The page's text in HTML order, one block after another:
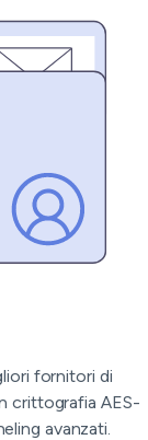
fornitori di
crittografia AES-
avanzati.